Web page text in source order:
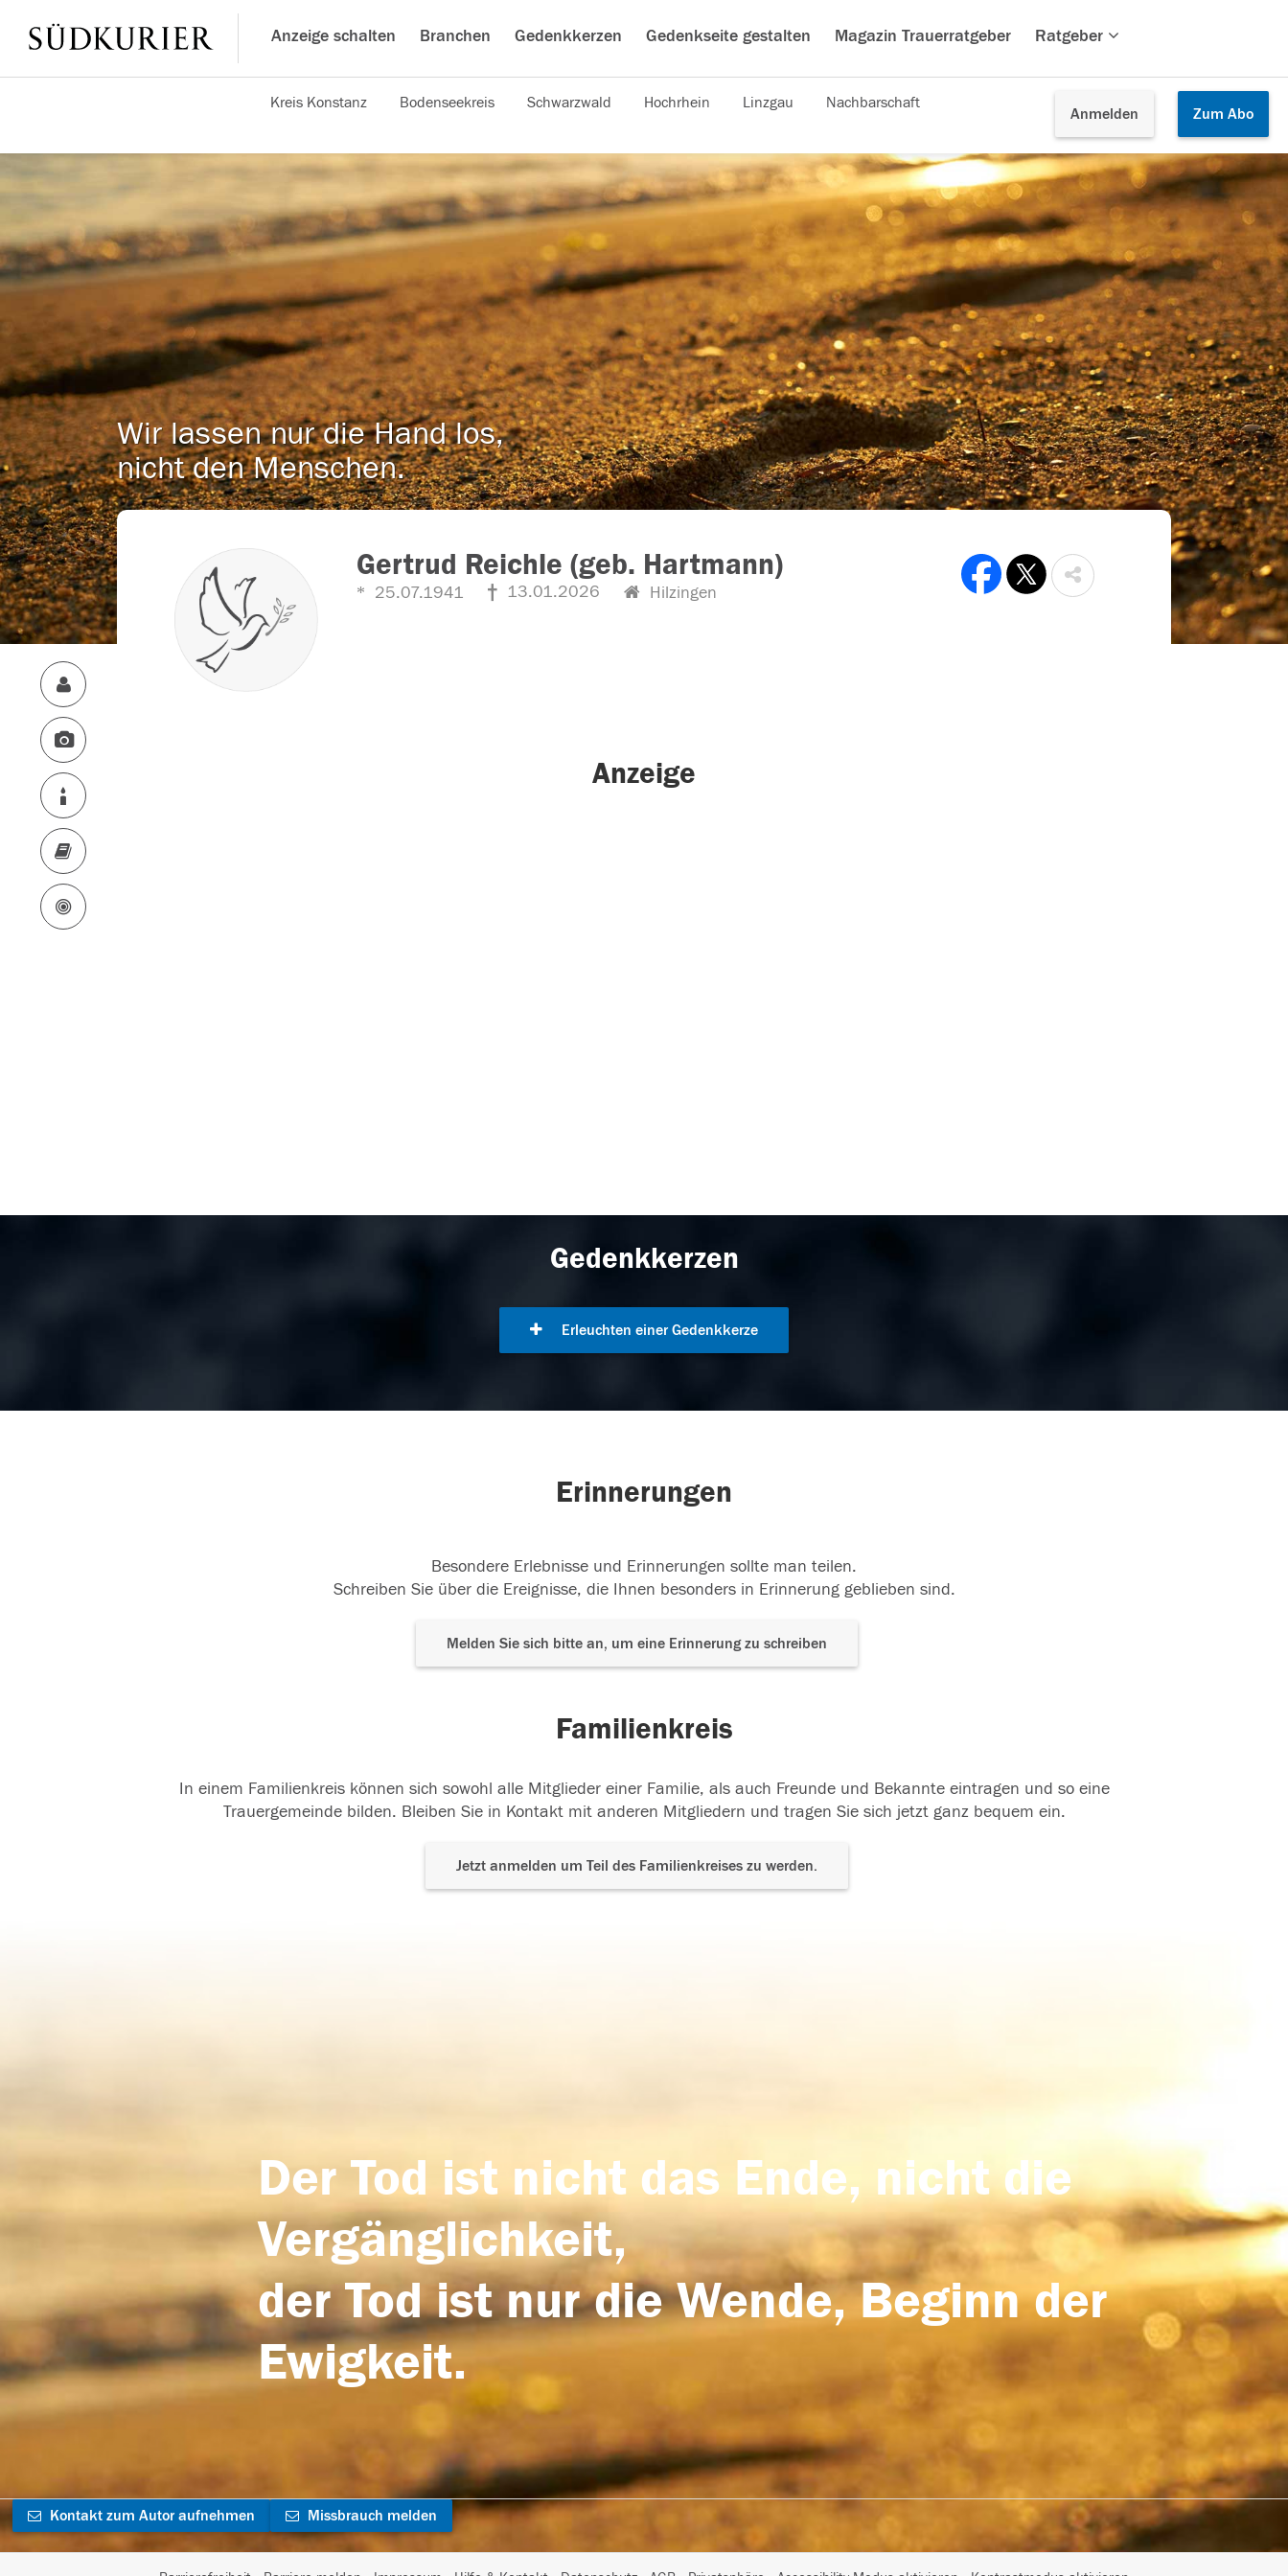
Anzeige schalten Branchen Gedenkkerzen Gedenkseite gestalten Magazin Trauerratgeber Ratgeber
Anmelden Zum Abo
Kreis Konstanz Bodenseekreis Schwarzwald Hochrhein Linzgau Nachbarschaft
Wir lassen nur die Hand los,
nicht den Menschen.
Gertrud Reichle (geb. Hartmann)
25.07.1941 13.01.2026 Hilzingen
Anzeige
Gedenkkerzen
Erleuchten einer Gedenkkerze
Erinnerungen
Besondere Erlebnisse und Erinnerungen sollte man teilen.
Schreiben Sie über die Ereignisse, die Ihnen besonders in Erinnerung geblieben sind.
Melden Sie sich bitte an, um eine Erinnerung zu schreiben
Familienkreis
In einem Familienkreis können sich sowohl alle Mitglieder einer Familie, als auch Freunde und Bekannte eintragen und so eine
Trauergemeinde bilden. Bleiben Sie in Kontakt mit anderen Mitgliedern und tragen Sie sich jetzt ganz bequem ein.
Jetzt anmelden um Teil des Familienkreises zu werden.
Der Tod ist nicht das Ende, nicht die
Vergänglichkeit,
der Tod ist nur die Wende, Beginn der
Ewigkeit.
Kontakt zum Autor aufnehmen Missbrauch melden